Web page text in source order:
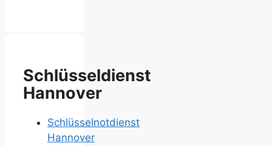
Schlüsseldienst
Hannover
Schlüsselnotdienst
Hannover